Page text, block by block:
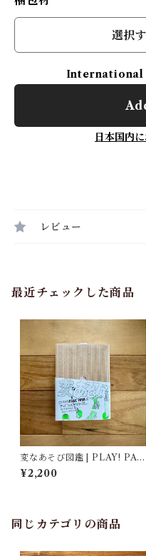
選択
International
日本国内
レビュー
最近チェックした商品
変なあそび図鑑 | PLAY! PAR
K(監修), 永岡 綾(編集), 揚石
圭子(編集), makomo(イラス
¥2,200
同じカテゴリの商品